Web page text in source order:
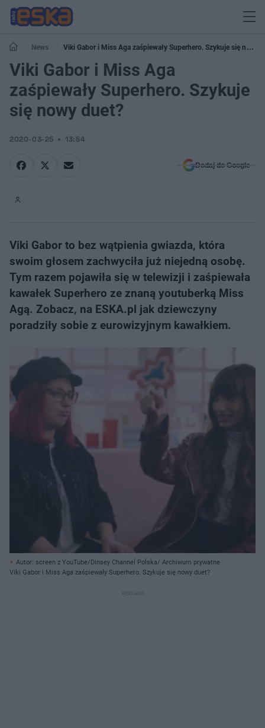
News
Viki Gabor i Miss Aga zaśpiewały Superhero. Szykuje się nowy
duet?
Viki Gabor i Miss Aga
zaśpiewały Superhero. Szykuje
się nowy duet?
2020-03-25 13:54
Dodaj do Google
Viki Gabor to bez wątpienia gwiazda, która
swoim głosem zachwyciła już niejedną osobę.
Tym razem pojawiła się w telewizji i zaśpiewała
kawałek Superhero ze znaną youtuberką Miss
Agą. Zobacz, na ESKA.pl jak dziewczyny
poradziły sobie z eurowizyjnym kawałkiem.
Autor: screen z YouTube/Dinsey Channel Polska/ Archiwum prywatne
Viki Gabor i Miss Aga zaśpiewały Superhero. Szykuje się nowy duet?